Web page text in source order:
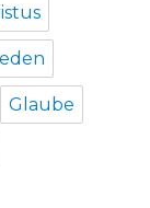
Glaube